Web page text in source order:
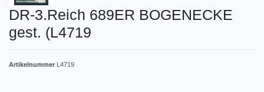
DR-3.Reich 689ER BOGENECKE
gest. (L4719
Artikelnummer L4719